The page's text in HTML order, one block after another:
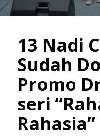
13 Nadi
Sudah
Promo
seri
Rahasia”